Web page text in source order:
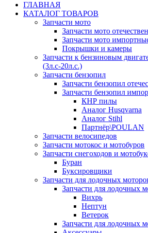
ГЛАВНАЯ
КАТАЛОГ ТОВАРОВ
Запчасти мото
Запчасти мото
Запчасти мото
Покрышки и камеры
Запчасти к бензиновым
(3л.с-20л.с.)
Запчасти бензопил
Запчасти бензопил
Запчасти бензопил
КНР пилы
Аналог Husqvarna
Аналог Stihl
Партнёр\POULAN
Запчасти велосипедов
Запчасти мотокос и мотобуров
Запчасти снегоходов и
Буран
Буксировщики
Запчасти для лодочных
Запчасти для лодочных
Вихрь
Нептун
Ветерок
Запчасти для лодочных